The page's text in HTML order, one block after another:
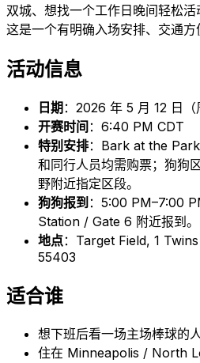
双城、想找一个工作日晚间轻松活
这是一个有明确入场安排、交通方
活动信息
日期：2026 年 5 月 12 日（
开赛时间 ：6:40 PM CDT
特别安排：Bark at the
和同行人员均需购票；狗狗
野附近指定区段。
狗狗报到 ：5:00 PM–7:00
Station / Gate 6 附近报到。
地点：Target Field, 1
55403
适合谁
想下班后看一场主场棒球的
住在 Minneapolis / North